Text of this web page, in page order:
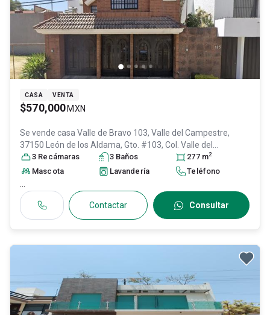
CASA VENTA
$570,000 MXN
Se vende casa Valle de Bravo 103, Valle del Campestre,
37150 León de los Aldama, Gto. #103, Col. Valle del
Campestre,León , Guanajuato, México , C.P. 37150, ID:
30472866
3 Recámaras 3 Baños 277 m2
Mascota Lavandería Teléfono
...
Contactar Consultar